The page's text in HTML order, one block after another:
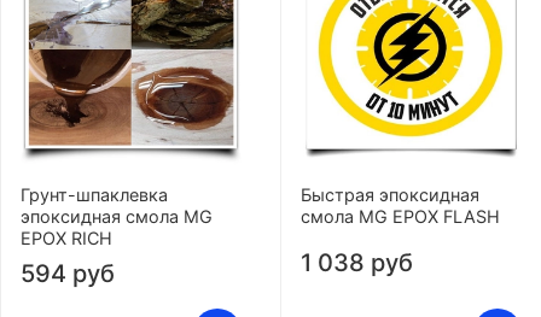
Грунт-шпаклевка
эпоксидная смола MG
EPOX RICH
594 руб
Быстрая эпоксидная
смола MG EPOX FLASH
1 038 руб